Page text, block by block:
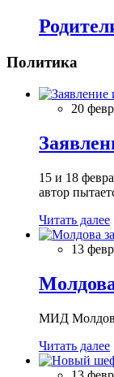
Политика
20
15 и 18
автор
Читать далее
13
МИД Молдовы
Читать далее